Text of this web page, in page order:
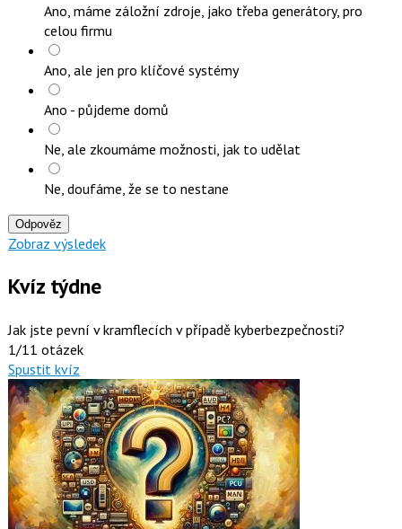
Ano, máme záložní zdroje, jako třeba generátory, pro
celou firmu
Ano, ale jen pro klíčové systémy
Ano - půjdeme domů
Ne, ale zkoumáme možnosti, jak to udělat
Ne, doufáme, že se to nestane
Odpověz
Zobraz výsledek
Kvíz týdne
Jak jste pevní v kramflecích v případě kyberbezpečnosti?
1/11 otázek
Spustit kvíz